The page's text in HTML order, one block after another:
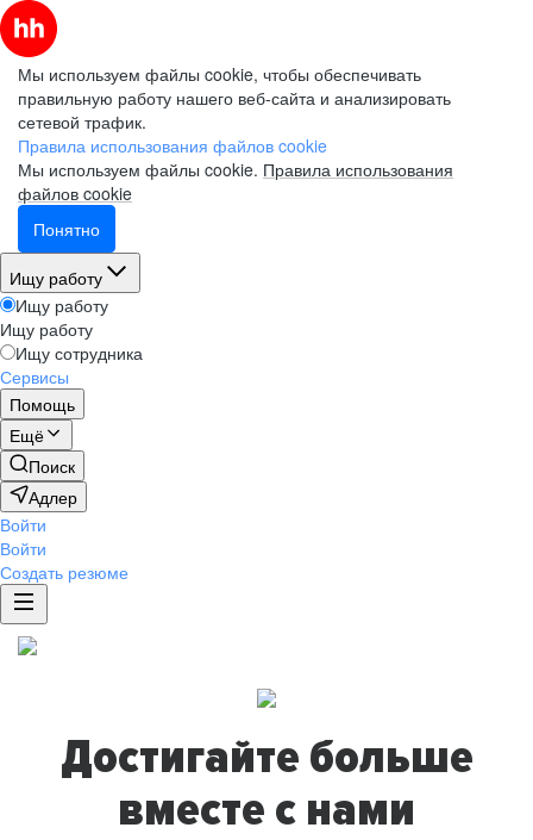
Мы используем файлы cookie, чтобы обеспечивать
правильную работу нашего веб-сайта и анализировать
сетевой трафик.
Правила использования файлов cookie
Мы используем файлы cookie. Правила использования
файлов cookie
Понятно
Ищу работу
Ищу работу
Ищу работу
Ищу сотрудника
Сервисы
Помощь
Ещё
Поиск
Адлер
Войти
Войти
Создать резюме
Достигайте больше
вместе с нами